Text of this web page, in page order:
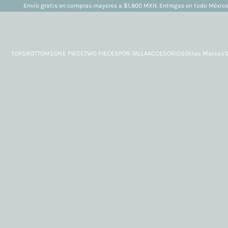
Envío gratis en compras mayores a $1,800 MXN. Entregas en todo México
TOPSBOTTOMSONE PIECETWO PIECESPOR TALLAACCESORIOSOtras Marcas